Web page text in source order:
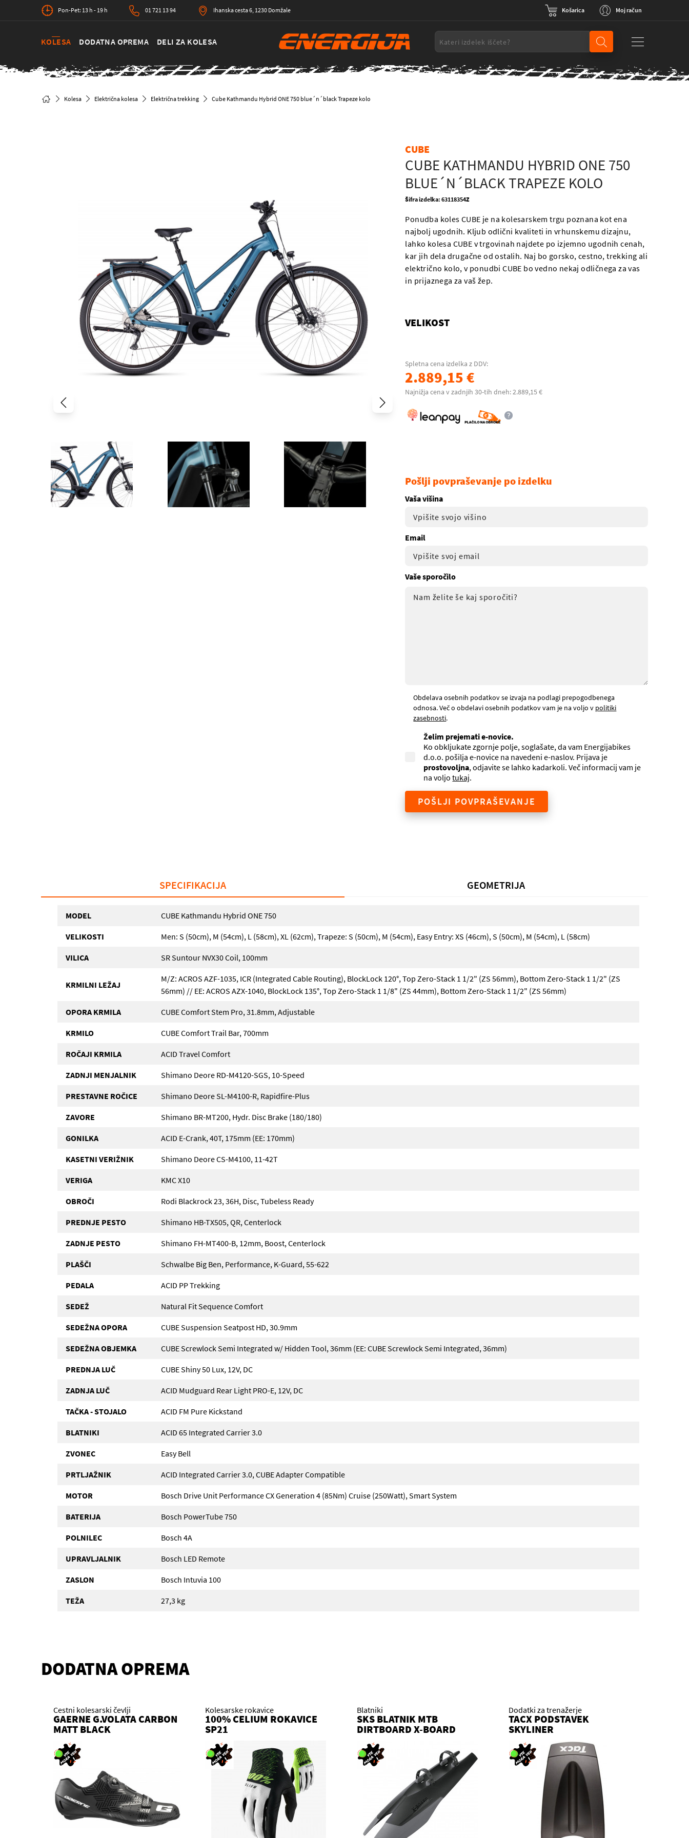
Pon-Pet: 13 h - 19 h 01 721 13 94 Ihanska cesta 6, 1230 Domžale Košarica Moj račun
KOLESA DODATNA OPREMA DELI ZA KOLESA
Kolesa Električna kolesa Električna trekking Cube Kathmandu Hybrid ONE 750 blue´n´black Trapeze kolo
CUBE
CUBE KATHMANDU HYBRID ONE 750
BLUE´N´BLACK TRAPEZE KOLO
Šifra izdelka: 63118354Z
Ponudba koles CUBE je na kolesarskem trgu poznana kot ena
najbolj ugodnih. Kljub odlični kvaliteti in vrhunskemu dizajnu,
lahko kolesa CUBE v trgovinah najdete po izjemno ugodnih cenah,
kar jih dela drugačne od ostalih. Naj bo gorsko, cestno, trekking ali
električno kolo, v ponudbi CUBE bo vedno nekaj odličnega za vas
in prijaznega za vaš žep.
VELIKOST
Spletna cena izdelka z DDV:
2.889,15 €
Najnižja cena v zadnjih 30-tih dneh: 2.889,15 €
Pošlji povpraševanje po izdelku
Vaša višina
Email
Vaše sporočilo
Obdelava osebnih podatkov se izvaja na podlagi prepogodbenega
odnosa. Več o obdelavi osebnih podatkov vam je na voljo v politiki
zasebnosti.
Želim prejemati e-novice.
Ko obkljukate zgornje polje, soglašate, da vam Energijabikes
d.o.o. pošilja e-novice na navedeni e-naslov. Prijava je
prostovoljna, odjavite se lahko kadarkoli. Več informacij vam je
na voljotukaj.
POŠLJI POVPRAŠEVANJE
SPECIFIKACIJA GEOMETRIJA
MODEL CUBE Kathmandu Hybrid ONE 750
VELIKOSTI Men: S (50cm), M (54cm), L (58cm), XL (62cm), Trapeze: S (50cm), M (54cm), Easy Entry: XS (46cm), S (50cm), M (54cm), L (58cm)
VILICA SR Suntour NVX30 Coil, 100mm
KRMILNI LEŽAJ
M/Z: ACROS AZF-1035, ICR (Integrated Cable Routing), BlockLock 120°, Top Zero-Stack 1 1/2" (ZS 56mm), Bottom Zero-Stack 1 1/2" (ZS
56mm) // EE: ACROS AZX-1040, BlockLock 135°, Top Zero-Stack 1 1/8" (ZS 44mm), Bottom Zero-Stack 1 1/2" (ZS 56mm)
OPORA KRMILA CUBE Comfort Stem Pro, 31.8mm, Adjustable
KRMILO CUBE Comfort Trail Bar, 700mm
ROČAJI KRMILA ACID Travel Comfort
ZADNJI MENJALNIK Shimano Deore RD-M4120-SGS, 10-Speed
PRESTAVNE ROČICE Shimano Deore SL-M4100-R, Rapidfire-Plus
ZAVORE Shimano BR-MT200, Hydr. Disc Brake (180/180)
GONILKA ACID E-Crank, 40T, 175mm (EE: 170mm)
KASETNI VERIŽNIK Shimano Deore CS-M4100, 11-42T
VERIGA KMC X10
OBROČI Rodi Blackrock 23, 36H, Disc, Tubeless Ready
PREDNJE PESTO Shimano HB-TX505, QR, Centerlock
ZADNJE PESTO Shimano FH-MT400-B, 12mm, Boost, Centerlock
PLAŠČI Schwalbe Big Ben, Performance, K-Guard, 55-622
PEDALA ACID PP Trekking
SEDEŽ Natural Fit Sequence Comfort
SEDEŽNA OPORA CUBE Suspension Seatpost HD, 30.9mm
SEDEŽNA OBJEMKA CUBE Screwlock Semi Integrated w/ Hidden Tool, 36mm (EE: CUBE Screwlock Semi Integrated, 36mm)
PREDNJA LUČ CUBE Shiny 50 Lux, 12V, DC
ZADNJA LUČ ACID Mudguard Rear Light PRO-E, 12V, DC
TAČKA - STOJALO ACID FM Pure Kickstand
BLATNIKI ACID 65 Integrated Carrier 3.0
ZVONEC Easy Bell
PRTLJAŽNIK ACID Integrated Carrier 3.0, CUBE Adapter Compatible
MOTOR Bosch Drive Unit Performance CX Generation 4 (85Nm) Cruise (250Watt), Smart System
BATERIJA Bosch PowerTube 750
POLNILEC Bosch 4A
UPRAVLJALNIK Bosch LED Remote
ZASLON Bosch Intuvia 100
TEŽA 27,3 kg
DODATNA OPREMA
Cestni kolesarski čevlji
GAERNE G.VOLATA CARBON
MATT BLACK
Kolesarske rokavice
100% CELIUM ROKAVICE
SP21
Blatniki
SKS BLATNIK MTB
DIRTBOARD X-BOARD
Dodatki za trenažerje
TACX PODSTAVEK
SKYLINER